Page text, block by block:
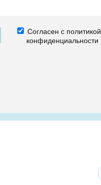
Согласен с политикой
конфиденциальности